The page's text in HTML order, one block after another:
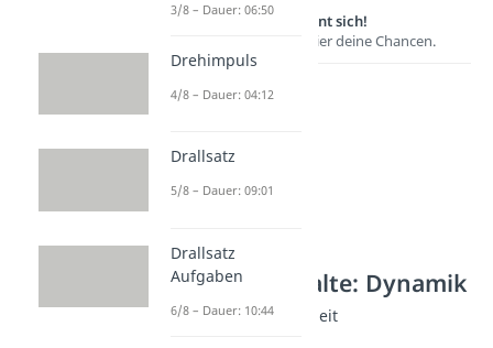
Lernen lohnt sich!
Entdecke hier deine Chancen.
Weitere Inhalte: Dynamik
Rotation und Trägheit
3/8 – Dauer: 06:50
Drehimpuls
4/8 – Dauer: 04:12
Drallsatz
5/8 – Dauer: 09:01
Drallsatz
Aufgaben
6/8 – Dauer: 10:44